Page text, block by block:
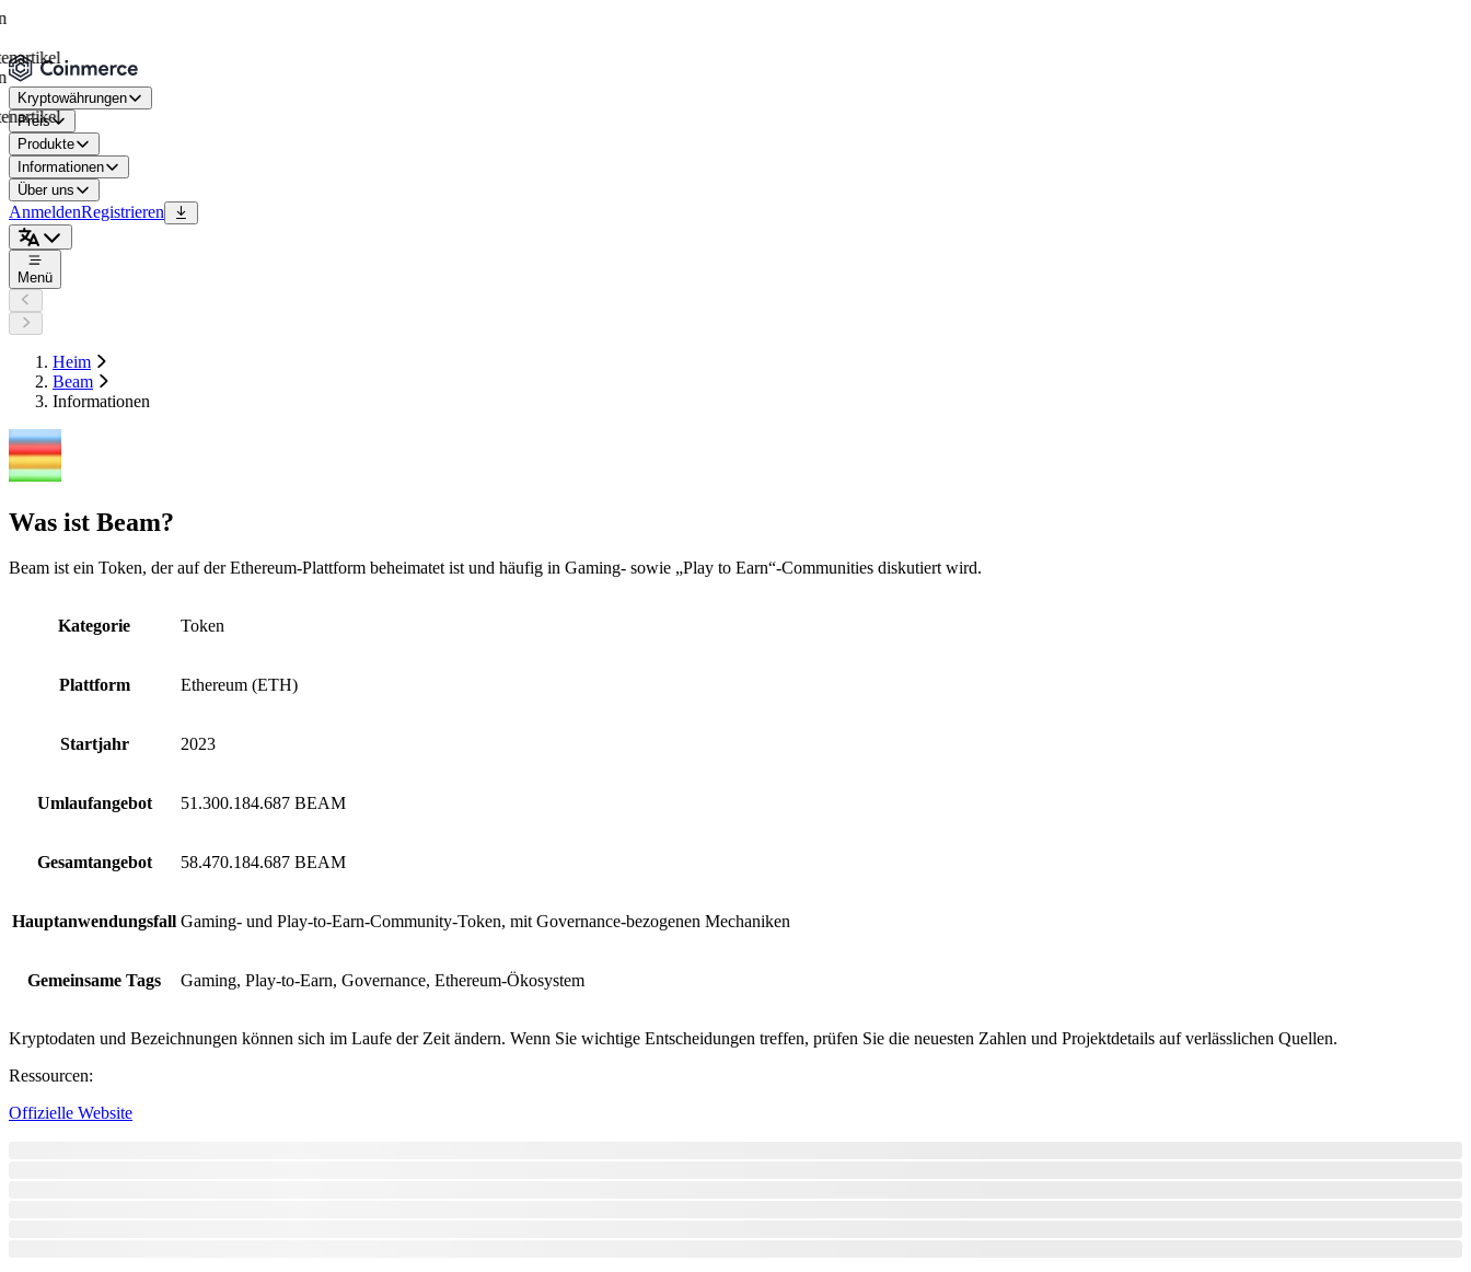
Kryptowährungen
Preis
Produkte
Informationen
Über uns
AnmeldenRegistrieren
Menü
Heim
Beam
Informationen
Was ist Beam?
Beam ist ein Token, der auf der Ethereum-Plattform beheimatet ist und häufig in Gaming- sowie „Play to Earn“-Communities diskutiert wird.
Kategorie Token
Plattform Ethereum (ETH)
Startjahr 2023
Umlaufangebot 51.300.184.687 BEAM
Gesamtangebot 58.470.184.687 BEAM
Hauptanwendungsfall Gaming- und Play-to-Earn-Community-Token, mit Governance-bezogenen Mechaniken
Gemeinsame Tags Gaming, Play-to-Earn, Governance, Ethereum-Ökosystem
Kryptodaten und Bezeichnungen können sich im Laufe der Zeit ändern. Wenn Sie wichtige Entscheidungen treffen, prüfen Sie die neuesten Zahlen und Projektdetails auf verlässlichen Quellen.
Ressourcen:
Offizielle Website